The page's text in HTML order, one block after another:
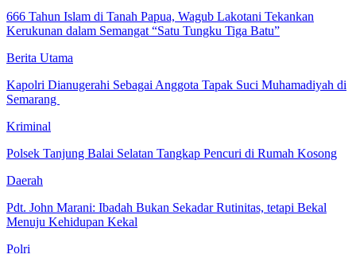
666 Tahun Islam di Tanah Papua, Wagub Lakotani Tekankan
Kerukunan dalam Semangat “Satu Tungku Tiga Batu”
Berita Utama
Kapolri Dianugerahi Sebagai Anggota Tapak Suci Muhamadiyah di
Semarang
Kriminal
Polsek Tanjung Balai Selatan Tangkap Pencuri di Rumah Kosong
Daerah
Pdt. John Marani: Ibadah Bukan Sekadar Rutinitas, tetapi Bekal
Menuju Kehidupan Kekal
Polri